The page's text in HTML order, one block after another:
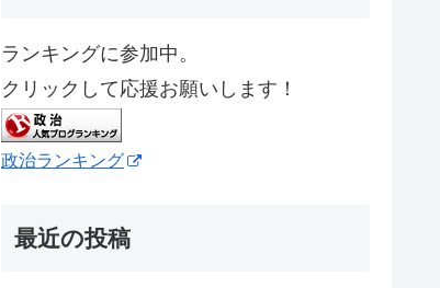
ランキングに参加中。
クリックして応援お願いします！
政治ランキング
最近の投稿